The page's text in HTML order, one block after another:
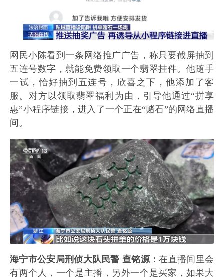
网民小陈看到一条网络推广广告，称只要截屏抽到
五连号数字，就能免费领取一个翡翠挂件。他随手
一试，恰好抽到五连号，欣喜之下，他添加了客
服。对方以领取翡翠福利为由，引导他通过“拼享
惠”小程序链接，进入了一个正在“赌石”的网络直播
间。
海宁市公安局刑侦大队民警 查铭源：在直播间里会
有两个人，一个是主播，另外一个是买家，如果大